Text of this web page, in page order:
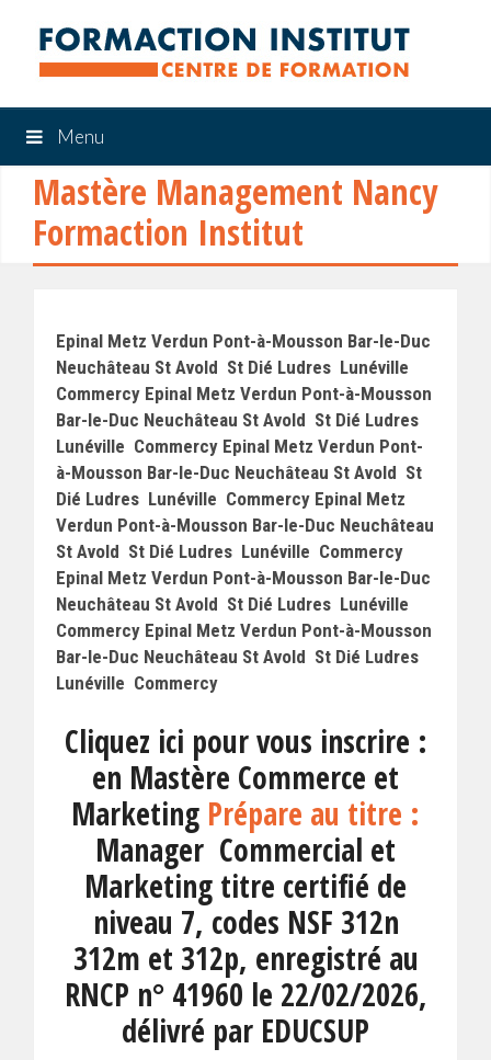
Menu
Mastère Management Nancy
Formaction Institut
Epinal Metz Verdun Pont-à-Mousson Bar-le-Duc
Neuchâteau St Avold St Dié Ludres Lunéville
Commercy Epinal Metz Verdun Pont-à-Mousson
Bar-le-Duc Neuchâteau St Avold St Dié Ludres
Lunéville Commercy Epinal Metz Verdun Pont-
à-Mousson Bar-le-Duc Neuchâteau St Avold St
Dié Ludres Lunéville Commercy Epinal Metz
Verdun Pont-à-Mousson Bar-le-Duc Neuchâteau
St Avold St Dié Ludres Lunéville Commercy
Epinal Metz Verdun Pont-à-Mousson Bar-le-Duc
Neuchâteau St Avold St Dié Ludres Lunéville
Commercy Epinal Metz Verdun Pont-à-Mousson
Bar-le-Duc Neuchâteau St Avold St Dié Ludres
Lunéville Commercy
Cliquez ici pour vous inscrire :
en Mastère Commerce et
Marketing Prépare au titre :
Manager Commercial et
Marketing titre certifié de
niveau 7, codes NSF 312n
312m et 312p, enregistré au
RNCP n° 41960 le 22/02/2026,
délivré par EDUCSUP